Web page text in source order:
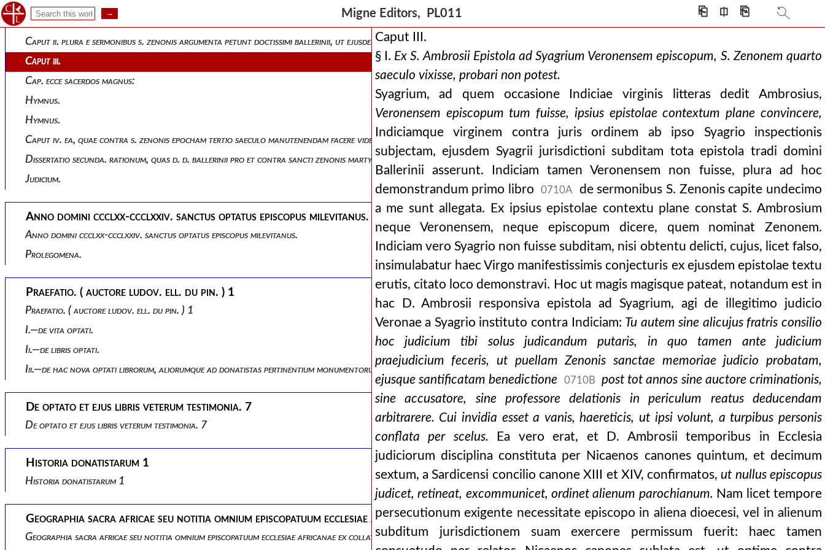
Migne Editors, PL011 ⎗ ⎅ ⎘
Caput primum.
Caput ii. plura e sermonibus s. zenonis argumenta petunt doctissimi ballerinii, ut ejusdem epocham quarto saeculo astruant: potiora circa arianorum er
Caput iii.
Cap. ecce sacerdos magnus:
Hymnus.
Hymnus.
Caput iv. ea, quae contra s. zenonis epocham tertio saeculo manutenendam facere videbantur, sublata jam esse confidimus eamdem nunc tertio saeculo co
Dissertatio secunda. rationum, quas d. d. ballerinii pro et contra sancti zenonis martyrium afferunt, examen et judicium.
Judicium.
Anno domini ccclxx-ccclxxiv. sanctus optatus episcopus milevitanus.
Anno domini ccclxx-ccclxxiv. sanctus optatus episcopus milevitanus.
Prolegomena.
Praefatio. ( auctore ludov. ell. du pin. ) 1
Praefatio. ( auctore ludov. ell. du pin. ) 1
I.—de vita optati.
Ii.—de libris optati.
Iii.—de hac nova optati librorum, aliorumque ad donatistas pertinentium monumentorum editione.
De optato et ejus libris veterum testimonia. 7
De optato et ejus libris veterum testimonia. 7
Historia donatistarum 1
Historia donatistarum 1
Geographia sacra africae seu notitia omnium episcopatuum ecclesiae africanae ex collatione carthaginensi, notitia episcoporum africae sub hunerico, ex
Geographia sacra africae seu notitia omnium episcopatuum ecclesiae africanae ex collatione carthaginensi, notitia episcoporum africae sub hunerico, ex
Caput III.
§ I. Ex S. Ambrosii Epistola ad Syagrium Veronensem episcopum, S. Zenonem quarto
saeculo vixisse, probari non potest.
Syagrium, ad quem occasione Indiciae virginis litteras dedit Ambrosius,
Veronensem episcopum tum fuisse, ipsius epistolae contextum plane convincere,
Indiciamque virginem contra juris ordinem ab ipso Syagrio inspectionis
subjectam, ejusdem Syagrii jurisdictioni subditam tota epistola tradi domini
Ballerinii asserunt. Indiciam tamen Veronensem non fuisse, plura ad hoc
demonstrandum primo libro
0710A
de sermonibus S. Zenonis capite undecimo
a me sunt allegata. Ex ipsius epistolae contextu plane constat S. Ambrosium
neque Veronensem, neque episcopum dicere, quem nominat Zenonem.
Indiciam vero Syagrio non fuisse subditam, nisi obtentu delicti, cujus, licet falso,
insimulabatur haec Virgo manifestissimis conjecturis ex ejusdem epistolae textu
erutis, citato loco demonstravi. Hoc ut magis magisque pateat, notandum est in
hac D. Ambrosii responsiva epistola ad Syagrium, agi de illegitimo judicio
Veronae a Syagrio instituto contra Indiciam: Tu autem sine alicujus fratris consilio
hoc judicium tibi solus judicandum putaris, in quo tamen ante judicium
praejudicium feceris, ut puellam Zenonis sanctae memoriae judicio probatam,
ejusque santificatam benedictione
0710B
post tot annos sine auctore criminationis,
sine accusatore, sine professore delationis in periculum reatus deducendam
arbitrarere. Cui invidia esset a vanis, haereticis, ut ipsi volunt, a turpibus personis
conflata per scelus.
Ea vero erat, et D. Ambrosii temporibus in Ecclesia
judiciorum disciplina constituta per Nicaenos canones quintum, et decimum
sextum, a Sardicensi concilio canone XIII et XIV, confirmatos, ut nullus episcopus
judicet, retineat, excommunicet, ordinet alienum parochianum. Nam licet tempore
persecutionum exigente necessitate episcopo in aliena dioecesi, vel in alienum
subditum jurisdictionem suam exercere permissum fuerit: haec tamen